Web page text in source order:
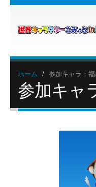
ホーム 参加キャラ：福
参加キャ